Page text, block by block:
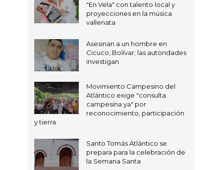
"En Vela" con talento local y
proyecciones en la música
vallenata
Asesinan a un hombre en
Cicuco, Bolívar; las autoridades
investigan
Movimiento Campesino del
Atlántico exige "consulta
campesina ya" por
reconocimiento, participación
y tierra
Santo Tomás Atlántico se
prepara para la celebración de
la Semana Santa